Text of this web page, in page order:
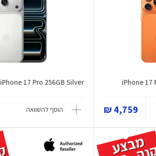
iPhone 17
4,759 ₪
iPhone 17 Pro 256GB Silver
הוסף להשוואה